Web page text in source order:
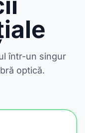
într-un singur
optică.